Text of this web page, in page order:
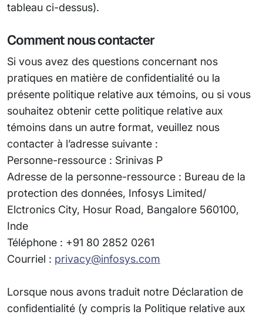
tableau ci-dessus).
Comment nous contacter
Si vous avez des questions concernant nos
pratiques en matière de confidentialité ou la
présente politique relative aux témoins, ou si vous
souhaitez obtenir cette politique relative aux
témoins dans un autre format, veuillez nous
contacter à l’adresse suivante :
Personne-ressource : Srinivas P
Adresse de la personne-ressource : Bureau de la
protection des données, Infosys Limited/
Elctronics City, Hosur Road, Bangalore 560100,
Inde
Téléphone : +91 80 2852 0261
Courriel : privacy@infosys.com
Lorsque nous avons traduit notre Déclaration de
confidentialité (y compris la Politique relative aux